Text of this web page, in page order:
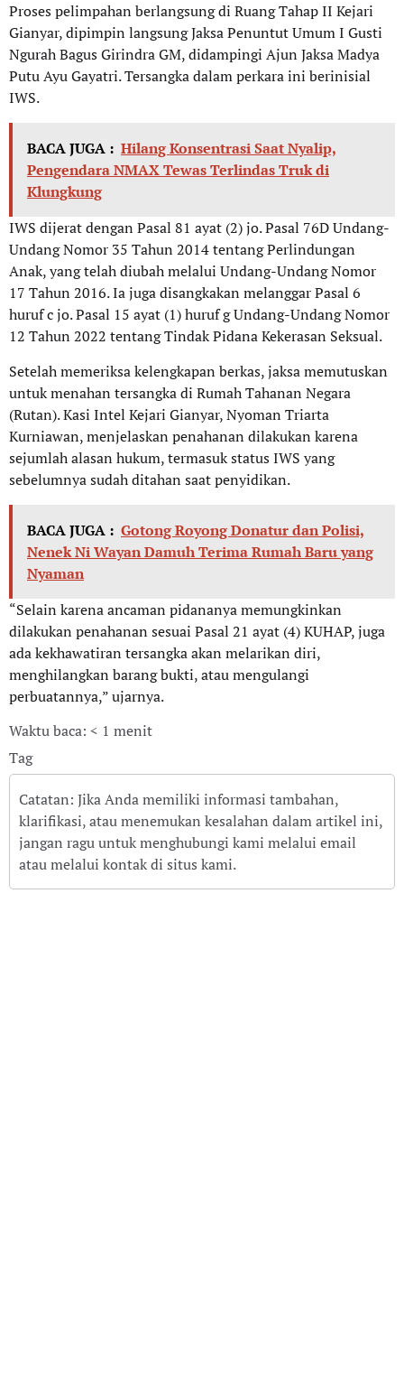
Proses pelimpahan berlangsung di Ruang Tahap II Kejari
Gianyar, dipimpin langsung Jaksa Penuntut Umum I Gusti
Ngurah Bagus Girindra GM, didampingi Ajun Jaksa Madya
Putu Ayu Gayatri. Tersangka dalam perkara ini berinisial
IWS.
BACA JUGA : Hilang Konsentrasi Saat Nyalip,
Pengendara NMAX Tewas Terlindas Truk di
Klungkung
IWS dijerat dengan Pasal 81 ayat (2) jo. Pasal 76D Undang-
Undang Nomor 35 Tahun 2014 tentang Perlindungan
Anak, yang telah diubah melalui Undang-Undang Nomor
17 Tahun 2016. Ia juga disangkakan melanggar Pasal 6
huruf c jo. Pasal 15 ayat (1) huruf g Undang-Undang Nomor
12 Tahun 2022 tentang Tindak Pidana Kekerasan Seksual.
Setelah memeriksa kelengkapan berkas, jaksa memutuskan
untuk menahan tersangka di Rumah Tahanan Negara
(Rutan). Kasi Intel Kejari Gianyar, Nyoman Triarta
Kurniawan, menjelaskan penahanan dilakukan karena
sejumlah alasan hukum, termasuk status IWS yang
sebelumnya sudah ditahan saat penyidikan.
BACA JUGA : Gotong Royong Donatur dan Polisi,
Nenek Ni Wayan Damuh Terima Rumah Baru yang
Nyaman
“Selain karena ancaman pidananya memungkinkan
dilakukan penahanan sesuai Pasal 21 ayat (4) KUHAP, juga
ada kekhawatiran tersangka akan melarikan diri,
menghilangkan barang bukti, atau mengulangi
perbuatannya,” ujarnya.
Waktu baca: < 1 menit
Tag
Catatan: Jika Anda memiliki informasi tambahan,
klarifikasi, atau menemukan kesalahan dalam artikel ini,
jangan ragu untuk menghubungi kami melalui email
atau melalui kontak di situs kami.